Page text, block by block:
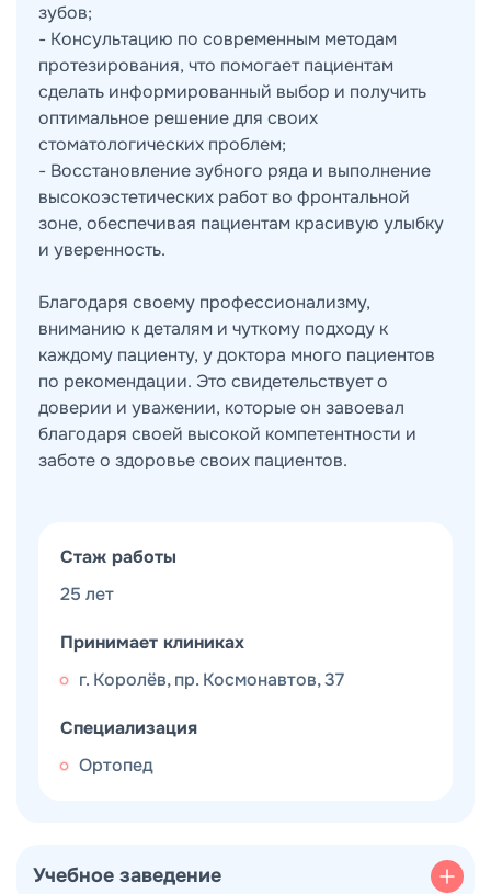
зубов;
- Консультацию по современным методам
протезирования, что помогает пациентам
сделать информированный выбор и получить
оптимальное решение для своих
стоматологических проблем;
- Восстановление зубного ряда и выполнение
высокоэстетических работ во фронтальной
зоне, обеспечивая пациентам красивую улыбку
и уверенность.
Благодаря своему профессионализму,
вниманию к деталям и чуткому подходу к
каждому пациенту, у доктора много пациентов
по рекомендации. Это свидетельствует о
доверии и уважении, которые он завоевал
благодаря своей высокой компетентности и
заботе о здоровье своих пациентов.
Стаж работы
25 лет
Принимает клиниках
г. Королёв, пр. Космонавтов, 37
Специализация
Ортопед
Учебное заведение